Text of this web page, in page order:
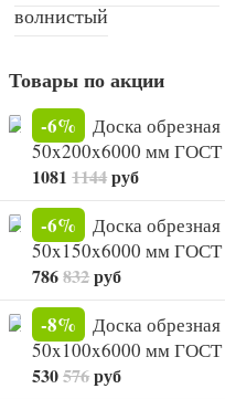
волнистый
Товары по акции
-6%
Доска обрезная
50x200x6000 мм ГОСТ
10811144руб
-6%
Доска обрезная
50x150x6000 мм ГОСТ
786832руб
-8%
Доска обрезная
50x100x6000 мм ГОСТ
530576руб